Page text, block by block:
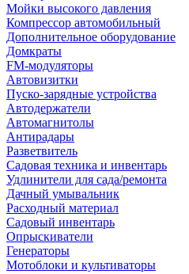
Мойки высокого давления
Компрессор автомобильный
Дополнительное оборудование
Домкраты
FM-модуляторы
Автовизитки
Пуско-зарядные устройства
Автодержатели
Автомагнитолы
Антирадары
Разветвитель
Садовая техника и инвентарь
Удлинители для сада/ремонта
Дачный умывальник
Расходный материал
Садовый инвентарь
Опрыскиватели
Генераторы
Мотоблоки и культиваторы